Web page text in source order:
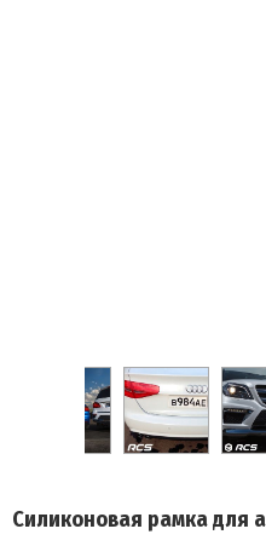
Силиконовая рамка для